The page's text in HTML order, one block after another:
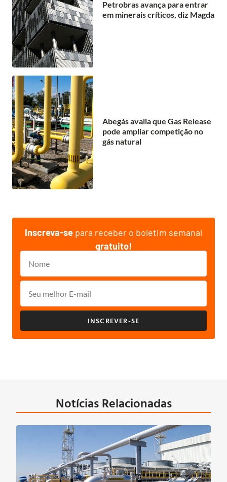
Petrobras avança para entrar
em minerais críticos, diz Magda
Abegás avalia que Gas Release
pode ampliar competição no
gás natural
Inscreva-se para receber o boletim semanal
gratuito!
INSCREVER-SE
Notícias Relacionadas